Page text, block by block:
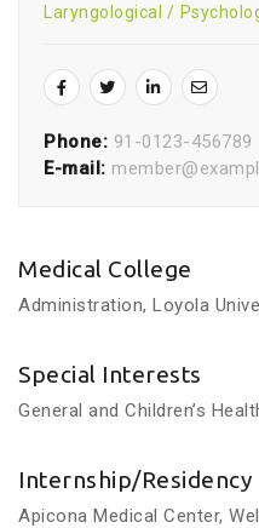
Laryngological
Phone: 91-0123-456789
E-mail:
Medical College
Administration, Loyola
Special Interests
General and Children’s
Internship/Residency
Apicona Medical Center,